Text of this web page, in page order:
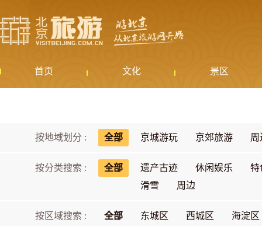
首页 文化 景区
按地域划分 : 全部 京城游玩 京郊旅游 周
按分类搜索 : 全部 遗产古迹 休闲娱乐
特
滑雪
周边
按区域搜索 : 全部 东城区 西城区
海淀区